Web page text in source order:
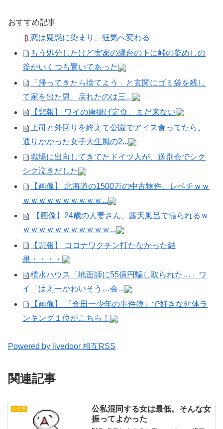
おすすめ記事
恋は疑惑に染まり、狂気へ変わる
もう処分したけど実家の縁台の下に峠の釜めしの
釜がいくつも置いてあった
「帰ってきたら捨てよう」と玄関にゴミ袋を残し
て家を出た男、戻れたのは三...
【悲報】 ワイの唐揚げ定食、まだ来ない
上司と外回りを終えて公園でアイス食ってたら、
通りかかった女子大生風の2...
職場に出向してきてたドイツ人が、送別会でシク
シク泣きだした
【画像】 北海道の1500万の中古物件、レベチｗｗ
ｗｗｗｗｗｗｗｗｗｗ...
【画像】24歳の人妻さん、露天風呂で撮られるｗ
ｗｗｗｗｗｗｗｗｗｗｗ...
【悲報】 コロナワクチン打たなかった結
果・・・・
積水ハウス「地面師に55億円騙し取られた…」ワ
イ「はえーかわいそう…会...
【画像】 『金田一少年の事件簿』で好きなﾀﾋ体ラ
ンキング１位がこちら！
Powered by livedoor 相互RSS
関連記事
シタ男
公私混同する女は最低。そんな女
振ってよかった